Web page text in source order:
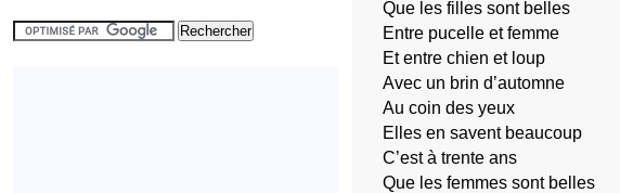
Que les filles sont belles
Entre pucelle et femme
Et entre chien et loup
Avec un brin d’automne
Au coin des yeux
Elles en savent beaucoup
C’est à trente ans
Que les femmes sont belles